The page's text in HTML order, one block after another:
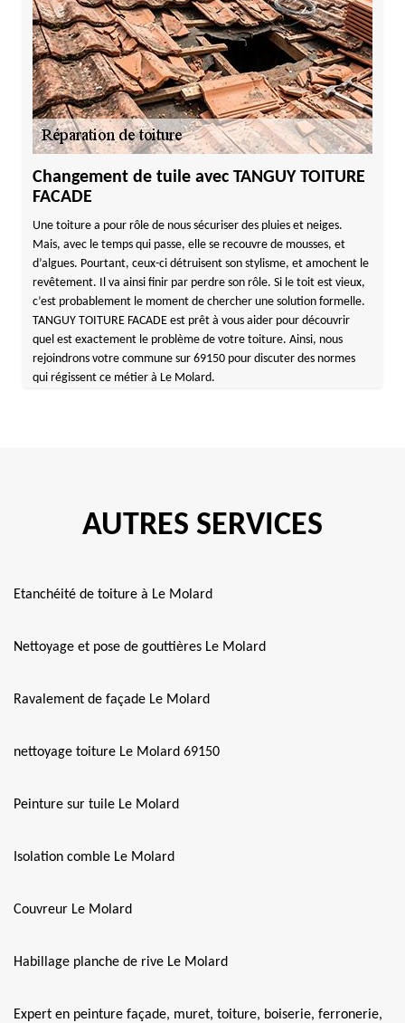
Changement de tuile avec TANGUY TOITURE
FACADE
Une toiture a pour rôle de nous sécuriser des pluies et neiges.
Mais, avec le temps qui passe, elle se recouvre de mousses, et
d’algues. Pourtant, ceux-ci détruisent son stylisme, et amochent le
revêtement. Il va ainsi finir par perdre son rôle. Si le toit est vieux,
c’est probablement le moment de chercher une solution formelle.
TANGUY TOITURE FACADE est prêt à vous aider pour découvrir
quel est exactement le problème de votre toiture. Ainsi, nous
rejoindrons votre commune sur 69150 pour discuter des normes
qui régissent ce métier à Le Molard.
AUTRES SERVICES
Etanchéité de toiture à Le Molard
Nettoyage et pose de gouttières Le Molard
Ravalement de façade Le Molard
nettoyage toiture Le Molard 69150
Peinture sur tuile Le Molard
Isolation comble Le Molard
Couvreur Le Molard
Habillage planche de rive Le Molard
Expert en peinture façade, muret, toiture, boiserie, ferronerie,